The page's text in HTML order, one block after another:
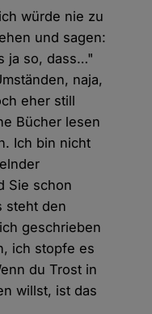
würde nie zu
und sagen:
ja so, dass…"
naja,
eher still
Bücher lesen
Ich bin nicht
Sie schon
steht den
geschrieben
ich stopfe es
du Trost in
willst, ist das